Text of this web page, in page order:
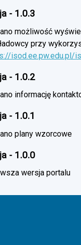
- 1.0.3
możliwość
przy
isod.ee.pw.edu.pl/
- 1.0.2
informację
- 1.0.1
plany wzorcowe
- 1.0.0
wersja portalu